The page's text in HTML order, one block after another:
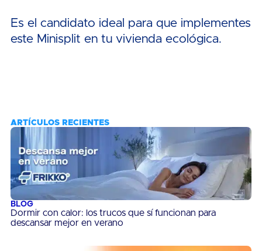
Es el candidato ideal para que implementes
este Minisplit en tu vivienda ecológica.
ARTÍCULOS RECIENTES
BLOG
Dormir con calor: los trucos que sí funcionan para
descansar mejor en verano